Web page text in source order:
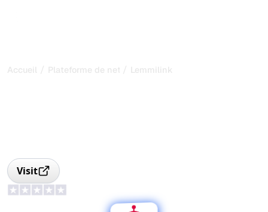
Accueil / Plateforme de netlinking
/ Lemmilink
Visit